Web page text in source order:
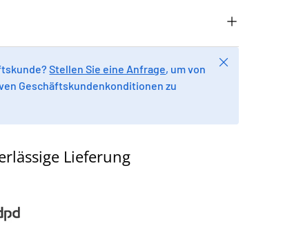
Stellen Sie eine Anfrage, um von
Geschäftskundenkonditionen zu
Schließen
Lieferung